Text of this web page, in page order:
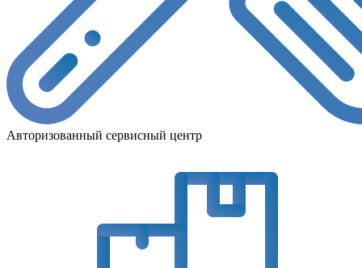
Авторизованный сервисный центр